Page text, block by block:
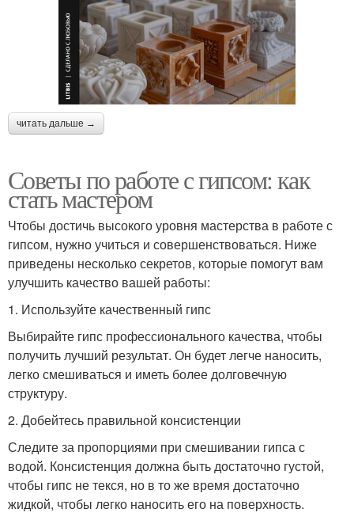
читать дальше →
Советы по работе с гипсом: как
стать мастером
Чтобы достичь высокого уровня мастерства в работе с
гипсом, нужно учиться и совершенствоваться. Ниже
приведены несколько секретов, которые помогут вам
улучшить качество вашей работы:
1. Используйте качественный гипс
Выбирайте гипс профессионального качества, чтобы
получить лучший результат. Он будет легче наносить,
легко смешиваться и иметь более долговечную
структуру.
2. Добейтесь правильной консистенции
Следите за пропорциями при смешивании гипса с
водой. Консистенция должна быть достаточно густой,
чтобы гипс не текся, но в то же время достаточно
жидкой, чтобы легко наносить его на поверхность.